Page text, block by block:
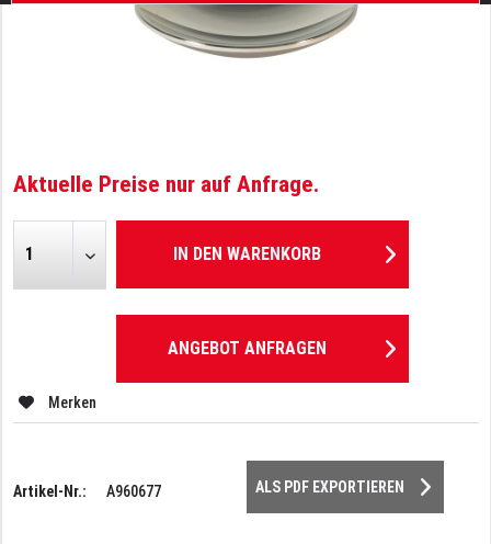
Aktuelle Preise nur auf Anfrage.
IN DEN WARENKORB
ANGEBOT ANFRAGEN
Merken
Artikel-Nr.: A960677 ALS PDF EXPORTIEREN